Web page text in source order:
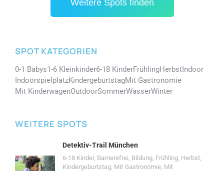
Weitere Spots finden
SPOT KATEGORIEN
0-1 Babys1-6 Kleinkinder6-18 KinderFrühlingHerbstIndoor
IndoorspielplatzKindergeburtstagMit Gastronomie
Mit KinderwagenOutdoorSommerWasserWinter
WEITERE SPOTS
Detektiv-Trail München
6-18 Kinder, Barrierefrei, Bildung, Frühling, Herbst,
Kindergeburtstag, Mit Gastronomie, Mit